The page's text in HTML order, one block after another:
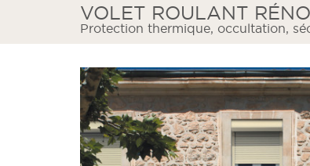
VOLET ROULANT
Protection thermique, occultation,